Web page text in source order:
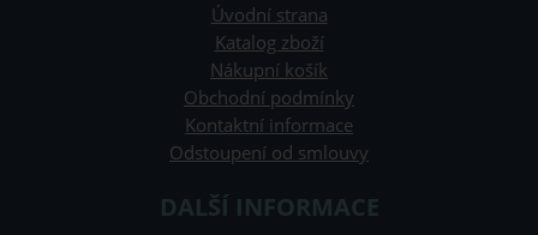
Úvodní strana
Katalog zboží
Nákupní košík
Obchodní podmínky
Kontaktní informace
Odstoupení od smlouvy
DALŠÍ INFORMACE